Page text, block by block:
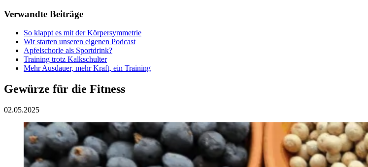
Verwandte Beiträge
So klappt es mit der Körpersymmetrie
Wir starten unseren eigenen Podcast
Apfelschorle als Sportdrink?
Training trotz Kalkschulter
Mehr Ausdauer, mehr Kraft, ein Training
Gewürze für die Fitness
02.05.2025